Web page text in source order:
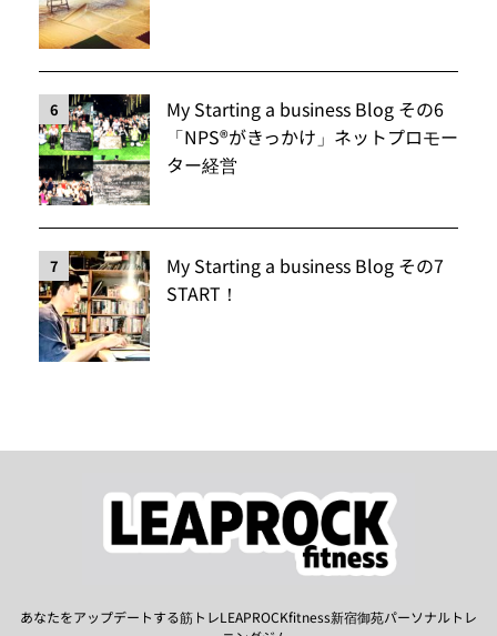
6
My Starting a business Blog その6
「NPS®️がきっかけ」ネットプロモー
ター経営
7
My Starting a business Blog その7
START！
あなたをアップデートする筋トレLEAPROCKfitness新宿御苑パーソナルトレ